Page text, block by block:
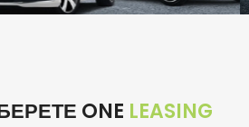
ONE LEASING